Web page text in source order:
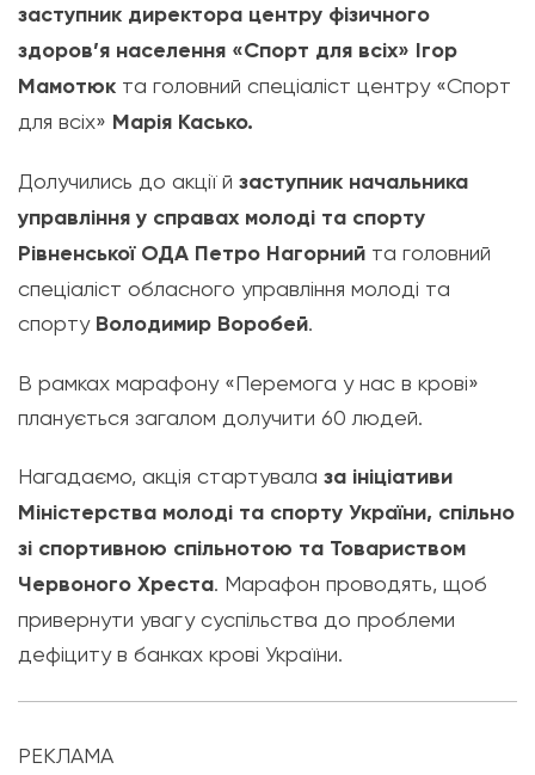
заступник директора центру фізичного
здоров’я населення «Спорт для всіх» Ігор
Мамотюк та головний спеціаліст центру «Спорт
для всіх» Марія Касько.
Долучились до акції й заступник начальника
управління у справах молоді та спорту
Рівненської ОДА Петро Нагорний та головний
спеціаліст обласного управління молоді та
спорту Володимир Воробей.
В рамках марафону «Перемога у нас в крові»
планується загалом долучити 60 людей.
Нагадаємо, акція стартувала за ініціативи
Міністерства молоді та спорту України, спільно
зі спортивною спільнотою та Товариством
Червоного Хреста. Марафон проводять, щоб
привернути увагу суспільства до проблеми
дефіциту в банках крові України.
РЕКЛАМА